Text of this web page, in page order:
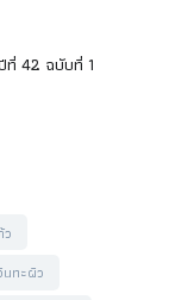
ที่ 42 ฉบับที่ 1
ทะผิว